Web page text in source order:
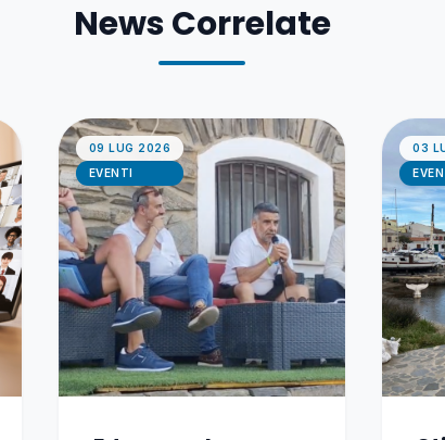
News Correlate
09 LUG 2026
EVENTI
03